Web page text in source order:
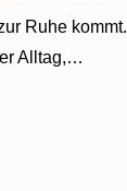
Ruhe kommt.
Alltag,…